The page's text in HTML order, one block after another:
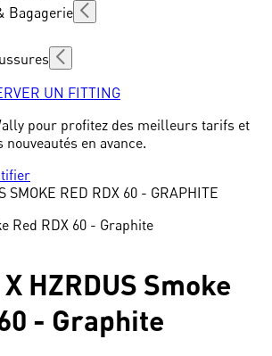
Bagagerie
UN FITTING
pour profitez des meilleurs tarifs et
en avance.
SMOKE RED RDX 60 - GRAPHITE
HZRDUS Smoke
- Graphite